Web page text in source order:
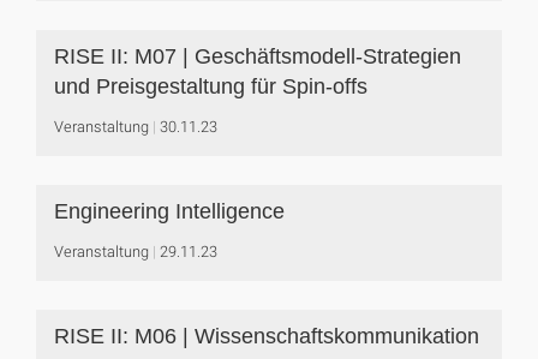
RISE II: M07 | Geschäftsmodell-Strategien
und Preisgestaltung für Spin-offs
Veranstaltung 30.11.23
Engineering Intelligence
Veranstaltung 29.11.23
RISE II: M06 | Wissenschaftskommunikation